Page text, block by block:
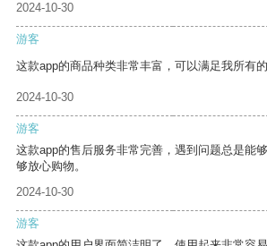
2024-10-30
游客
这款app的商品种类非常丰富，可以满足我所有的
2024-10-30
游客
这款app的售后服务非常完善，遇到问题总是能
够放心购物。
2024-10-30
游客